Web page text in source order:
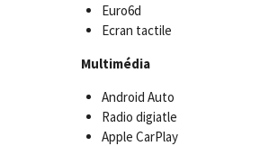
Euro6d
Ecran tactile
Multimédia
Android Auto
Radio digiatle
Apple CarPlay